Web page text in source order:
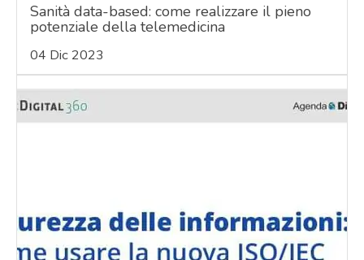
Sanità data-based: come realizzare il pieno
potenziale della telemedicina
04 Dic 2023